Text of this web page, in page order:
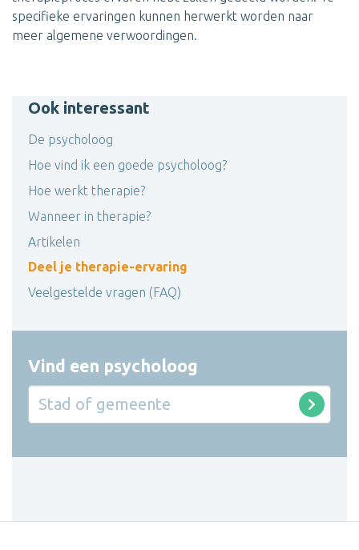
specifieke ervaringen kunnen herwerkt worden naar
meer algemene verwoordingen.
Ook interessant
De psycholoog
Hoe vind ik een goede psycholoog?
Hoe werkt therapie?
Wanneer in therapie?
Artikelen
Deel je therapie-ervaring
Veelgestelde vragen (FAQ)
Vind een psycholoog